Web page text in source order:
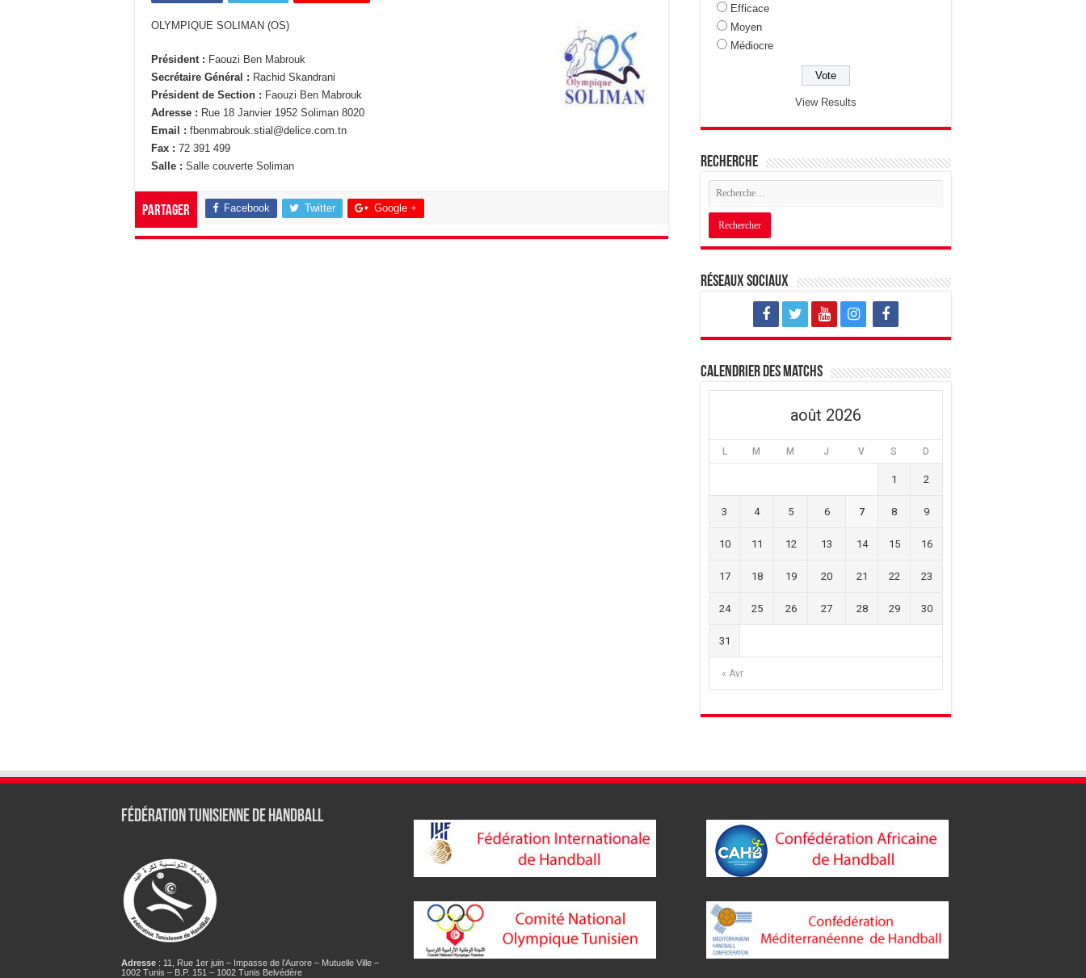
OLYMPIQUE SOLIMAN (OS)
Président : Faouzi Ben Mabrouk
Secrétaire Général : Rachid Skandrani
Président de Section : Faouzi Ben Mabrouk
Adresse : Rue 18 Janvier 1952 Soliman 8020
Email : fbenmabrouk.stial@delice.com.tn
Fax : 72 391 499
Salle : Salle couverte Soliman
Partager Facebook Twitter Google +
Efficace
Moyen
Médiocre
View Results
Recherche
Réseaux sociaux
Calendrier des matchs
août 2026
L M M J V S D
« Avr
1 2
3 4 5 6 7 8 9
10 11 12 13 14 15 16
17 18 19 20 21 22 23
24 25 26 27 28 29 30
31
Fédération tunisienne de Handball
Adresse: 11, Rue 1er juin – Impasse de l’Aurore – Mutuelle Ville –
1002 Tunis – B.P. 151 – 1002 Tunis Belvédère